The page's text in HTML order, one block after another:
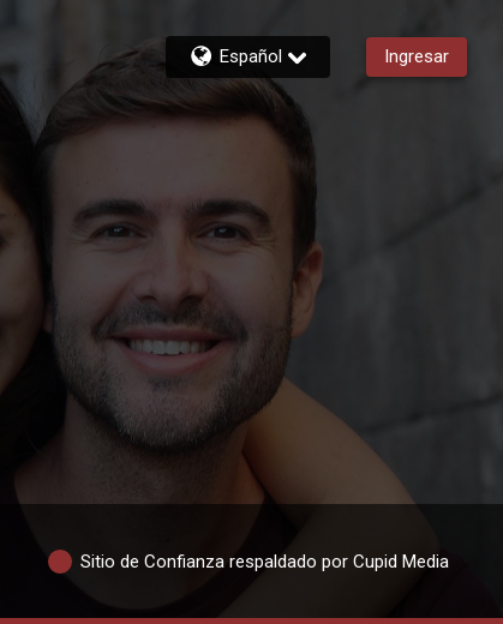
Español Ingresar
Sitio de Confianza respaldado por Cupid Media